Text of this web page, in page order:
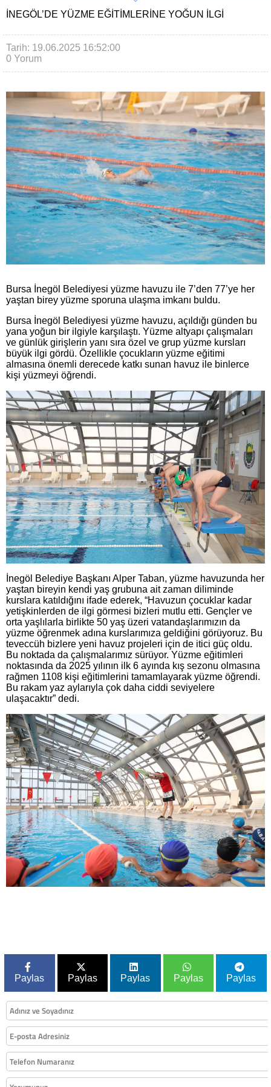
İNEGÖL’DE YÜZME EĞITIMLERINE YOĞUN ILGI
Tarih: 19.06.2025 16:52:00
0 Yorum
Bursa İnegöl Belediyesi yüzme havuzu ile 7’den 77’ye her
yaştan birey yüzme sporuna ulaşma imkanı buldu.
Bursa İnegöl Belediyesi yüzme havuzu, açıldığı günden bu
yana yoğun bir ilgiyle karşılaştı. Yüzme altyapı çalışmaları
ve günlük girişlerin yanı sıra özel ve grup yüzme kursları
büyük ilgi gördü. Özellikle çocukların yüzme eğitimi
almasına önemli derecede katkı sunan havuz ile binlerce
kişi yüzmeyi öğrendi.
İnegöl Belediye Başkanı Alper Taban, yüzme havuzunda her
yaştan bireyin kendi yaş grubuna ait zaman diliminde
kurslara katıldığını ifade ederek, “Havuzun çocuklar kadar
yetişkinlerden de ilgi görmesi bizleri mutlu etti. Gençler ve
orta yaşlılarla birlikte 50 yaş üzeri vatandaşlarımızın da
yüzme öğrenmek adına kurslarımıza geldiğini görüyoruz. Bu
teveccüh bizlere yeni havuz projeleri için de itici güç oldu.
Bu noktada da çalışmalarımız sürüyor. Yüzme eğitimleri
noktasında da 2025 yılının ilk 6 ayında kış sezonu olmasına
rağmen 1108 kişi eğitimlerini tamamlayarak yüzme öğrendi.
Bu rakam yaz aylarıyla çok daha ciddi seviyelere
ulaşacaktır” dedi.
Paylas Paylas Paylas Paylas Paylas